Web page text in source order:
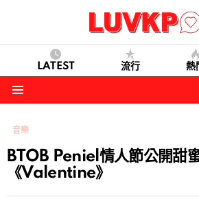
LATEST 流行 熱
音樂
BTOB Peniel情人節公開甜
《Valentine》